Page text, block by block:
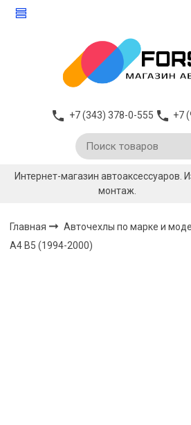
+7 (343) 378-0-555 +7
Интернет-магазин автоаксессуаров.
монтаж.
Главная
Авточехлы по марке и
A4 B5 (1994-2000)